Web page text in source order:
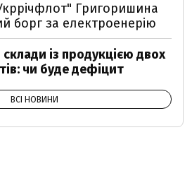
Григоришина
борг за електроенерію
із продукцією двох
чи буде дефіцит
ВСІ НОВИНИ